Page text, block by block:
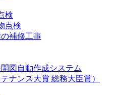
検
点検
の補修工事
図自動作成システム
ナンス大賞 総務大臣賞）